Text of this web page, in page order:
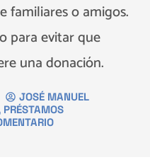
familiares o amigos.
para evitar que
una donación.
JOSÉ MANUEL
PRÉSTAMOS